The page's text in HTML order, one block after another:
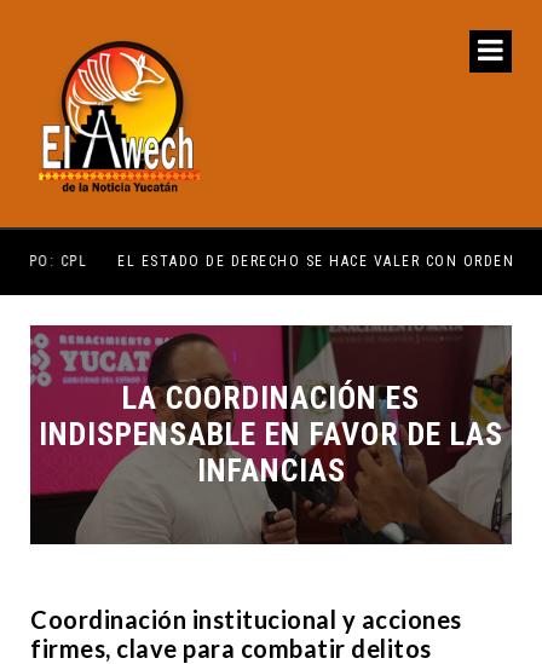
EL ESTADO DE DERECHO SE HACE VALER CON ORDEN: JDM
LA COORDINACIÓN ES
INDISPENSABLE EN FAVOR DE LAS
INFANCIAS
Coordinación institucional y acciones
firmes, clave para combatir delitos